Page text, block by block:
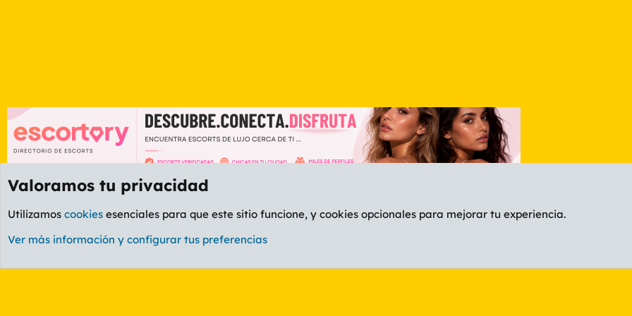
Foro General
Valoramos tu privacidad
Utilizamos cookies esenciales para que este sitio funcione, y cookies opcionales para mejorar tu experiencia.
Ver más información y configurar tus preferencias